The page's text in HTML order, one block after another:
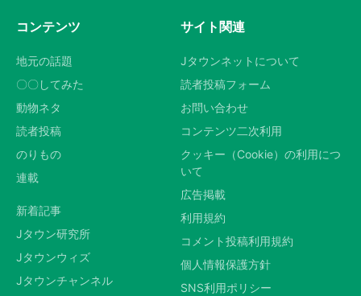
コンテンツ
地元の話題
〇〇してみた
動物ネタ
読者投稿
のりもの
連載
新着記事
Jタウン研究所
Jタウンウィズ
Jタウンチャンネル
サイト関連
Jタウンネットについて
読者投稿フォーム
お問い合わせ
コンテンツ二次利用
クッキー（Cookie）の利用につ
いて
広告掲載
利用規約
コメント投稿利用規約
個人情報保護方針
SNS利用ポリシー